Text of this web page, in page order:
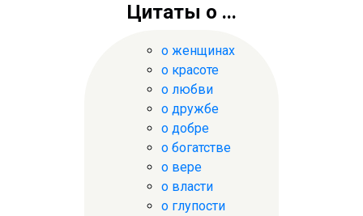
Цитаты о ...
о женщинах
о красоте
о любви
о дружбе
о добре
о богатстве
о вере
о власти
о глупости